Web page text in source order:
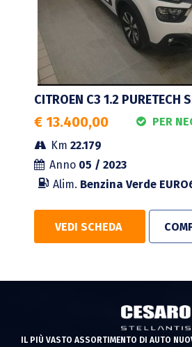
CITROEN C3 1.2 PURETECH
€ 13.400,00
PER
Km 22.179
Anno 05 / 2023
Alim. Benzina Verde
VEDI SCHEDA
IL PIÙ VASTO ASSORTIMENTO DI AUTO